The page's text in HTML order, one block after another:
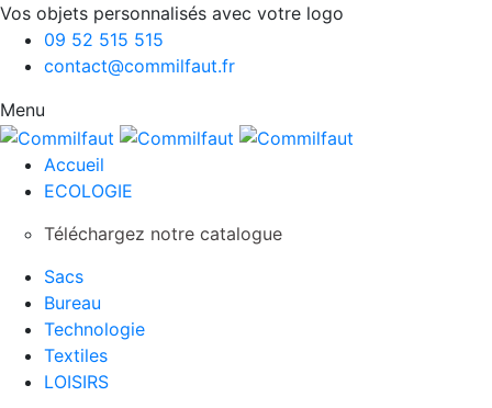
Vos objets personnalisés avec votre logo
09 52 515 515
contact@commilfaut.fr
Menu
Accueil
ECOLOGIE
Téléchargez notre catalogue
Sacs
Bureau
Technologie
Textiles
LOISIRS